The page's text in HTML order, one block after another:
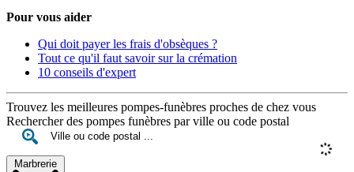
Pour vous aider
Qui doit payer les frais d'obsèques ?
Tout ce qu'il faut savoir sur la crémation
10 conseils d'expert
Trouvez les meilleures pompes-funèbres proches de chez vous
Rechercher des pompes funèbres par ville ou code postal
Marbrerie